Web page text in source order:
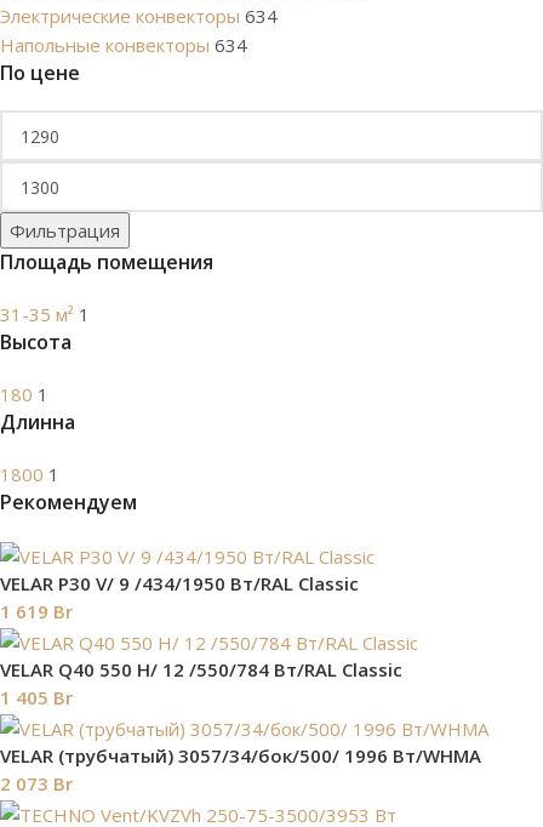
Электрические конвекторы 634
Напольные конвекторы 634
По цене
Фильтрация
Площадь помещения
31-35 м² 1
Высота
180 1
Длинна
1800 1
Рекомендуем
VELAR P30 V/ 9 /434/1950 Вт/RAL Classic
1 619 Br
VELAR Q40 550 H/ 12 /550/784 Вт/RAL Classic
1 405 Br
VELAR (трубчатый) 3057/34/бок/500/ 1996 Bт/WHMA
2 073 Br